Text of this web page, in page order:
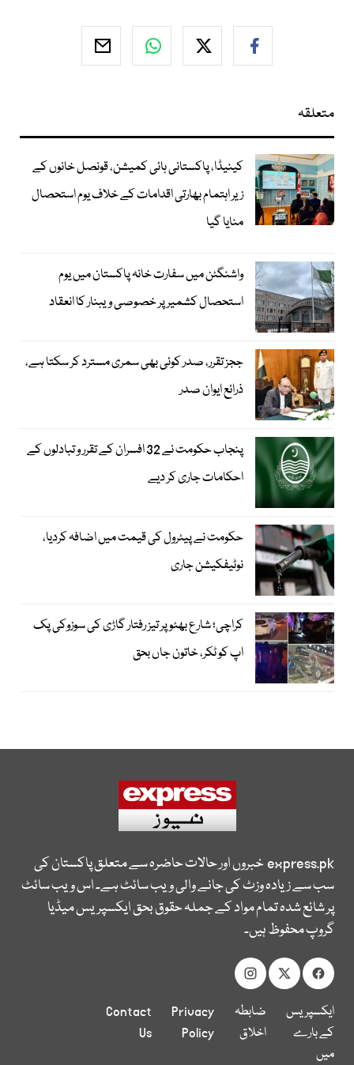
متعلقہ
کینیڈا، پاکستانی ہائی کمیشن، قونصل خانوں کے
زیر اہتمام بھارتی اقدامات کے خلاف یوم استحصال
منایا گیا
واشنگٹن میں سفارت خانہ پاکستان میں یوم
استحصال کشمیر پر خصوصی ویبنار کا انعقاد
ججز تقرر، صدر کوئی بھی سمری مسترد کر سکتا ہے،
ذرائع ایوان صدر
پنجاب حکومت نے 32 افسران کے تقرر و تبادلوں کے
احکامات جاری کر دیے
حکومت نے پیٹرول کی قیمت میں اضافہ کردیا،
نوٹیفکیشن جاری
کراچی؛ شارع بھٹو پر تیز رفتار گاڑی کی سوزوکی پک
اپ کو ٹکر، خاتون جاں بحق
express.pkخبروں اور حالات حاضرہ سے متعلق پاکستان کی
سب سے زیادہ وزٹ کی جانے والی ویب سائٹ ہے۔ اس ویب سائٹ
پر شائع شدہ تمام مواد کے جملہ حقوق بحق ایکسپریس میڈیا
گروپ محفوظ ہیں۔
ایکسپریس
کے بارے
میں
ضابطہ
اخلاق
Privacy
Policy
Contact
Us